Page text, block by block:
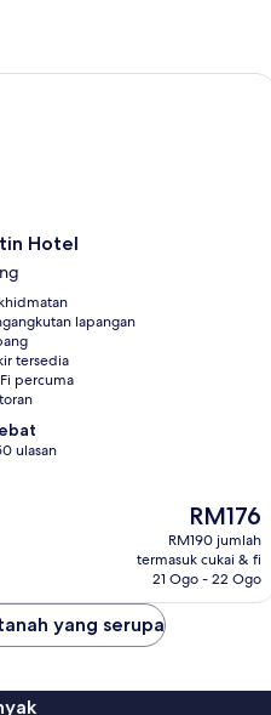
Hotel
lapangan
tersedia
percuma
ulasan
Harga
ialah
RM176
RM176
RM190 jumlah
termasuk cukai & fi
21 Ogo - 22 Ogo
yang serupa